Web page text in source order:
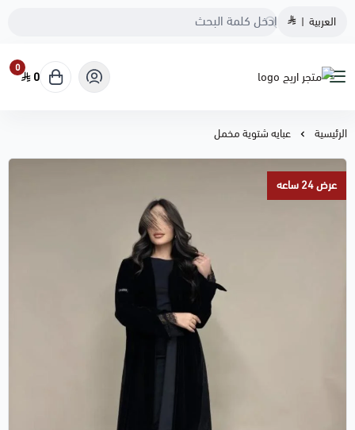
العربية |
متجر اريج
0
0
الرئيسية عبايه شتوية مخمل
عرض 24 ساعه